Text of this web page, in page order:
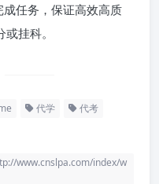
任务，保证高效高质
挂科。
代学 代考
www.cnslpa.com/index/w